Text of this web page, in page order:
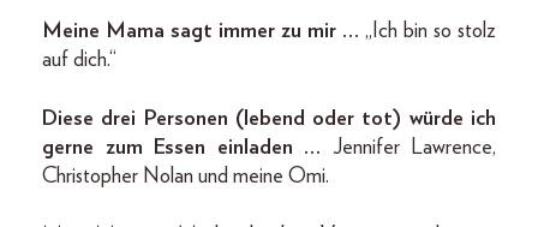
Meine Mama sagt immer zu mir … „Ich bin so stolz
auf dich.“
Diese drei Personen (lebend oder tot) würde ich
gerne zum Essen einladen … Jennifer Lawrence,
Christopher Nolan und meine Omi.